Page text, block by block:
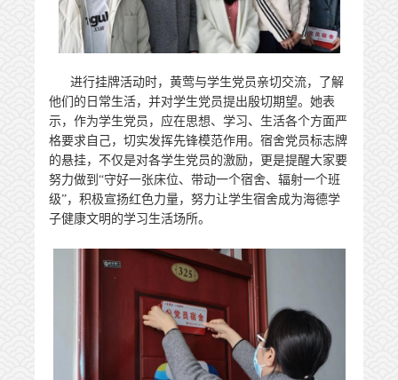
进行挂牌活动时，黄莺与学生党员亲切交流，了解
他们的日常生活，并对学生党员提出殷切期望。她表
示，作为学生党员，应在思想、学习、生活各个方面严
格要求自己，切实发挥先锋模范作用。宿舍党员标志牌
的悬挂，不仅是对各学生党员的激励，更是提醒大家要
努力做到“守好一张床位、带动一个宿舍、辐射一个班
级”，积极宣扬红色力量，努力让学生宿舍成为海德学
子健康文明的学习生活场所。